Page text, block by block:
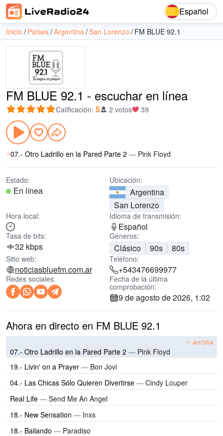
Español
Inicio Países Argentina San Lorenzo FM BLUE 92.1
FM BLUE 92.1 - escuchar en línea
Calificación: 5 2 votos 39
07.- Otro Ladrillo en la Pared Parte 2 — Pink Floyd
Estado:
En línea
Ubicación:
Argentina
San Lorenzo
Hora local: Idioma de transmisión:
Español
Tasa de bits:
32 kbps
Géneros:
Clásico 90s 80s
Sitio web:
noticiasbluefm.com.ar
Teléfono:
+543476699977
Redes sociales:
Fecha de la última
comprobación:
9 de agosto de 2026, 1:02
Ahora en directo en FM BLUE 92.1
AHORA
07.- Otro Ladrillo en la Pared Parte 2 — Pink Floyd
19.- Livin' on a Prayer — Bon Jovi
04.- Las Chicas Sólo Quieren Divertirse — Cindy Louper
Real Life — Send Me An Angel
18.- New Sensation — Inxs
18.- Bailando — Paradiso